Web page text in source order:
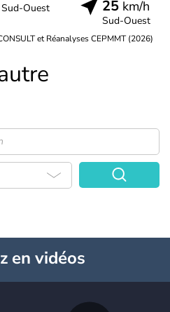
Sud-Ouest 25 km/h
Sud-Ouest
et Réanalyses CEPMMT (2026)
en vidéos